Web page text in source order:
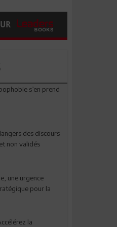
s’en prend
des discours
non validés
une urgence
pour la
la